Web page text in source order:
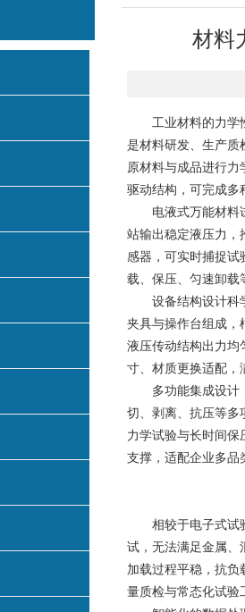
材料
工业材料的力学性
是材料研发、生产质
原材料与成品进行
驱动结构，可完成多
电液式万能材料
站输出稳定液压力，
感器，可实时捕捉试
载、保压、匀速卸载
设备结构设计科学
夹具与操作台组成，
液压传动结构出力均
寸、材质更换适配，
多功能集成设计，
切、剥离、抗压等多
力学试验与长时间
支撑，适配企业多品
相较于电子式试验
试，无法满足金属、
加载过程平稳，抗
量质检与常态化试验